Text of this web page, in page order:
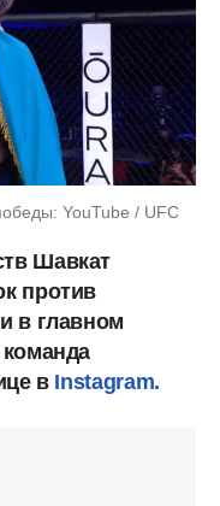
YouTube / UFC
Шавкат
против
в главном
в Instagram.